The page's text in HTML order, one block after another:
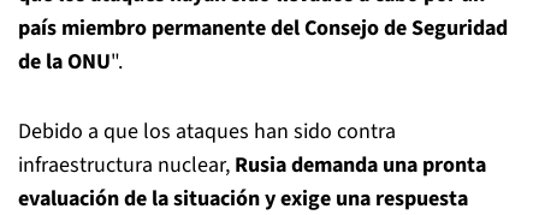
país miembro permanente del Consejo de Seguridad
de la ONU".
Debido a que los ataques han sido contra
infraestructura nuclear, Rusia demanda una pronta
evaluación de la situación y exige una respuesta